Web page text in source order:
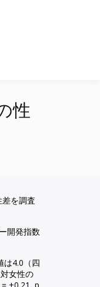
性
を調査
開発指数
は4.0（四
女性の